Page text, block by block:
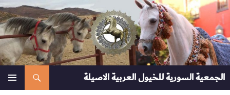
انتقل
إلى
المحتوى
الجمعية السورية للخيول العربية الاصيلة
بحث